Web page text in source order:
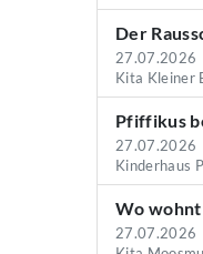
Der
27.07.2026
Kita Kleiner
Pfiffikus
27.07.2026
Kinderhaus
Wo
27.07.2026